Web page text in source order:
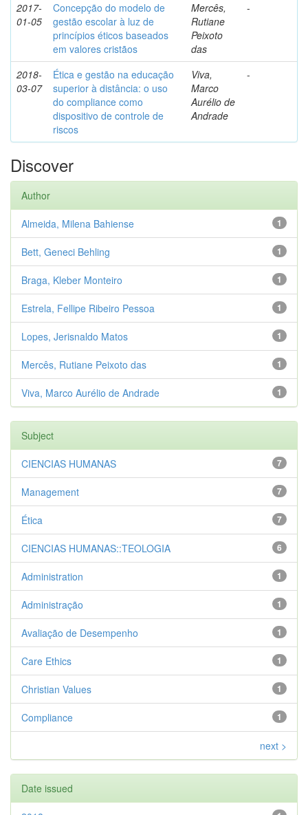
2017-
01-05
Concepção do modelo de
gestão escolar à luz de
princípios éticos baseados
em valores cristãos
Mercês,
Rutiane
Peixoto
das
-
2018-
03-07
Ética e gestão na educação
superior à distância: o uso
do compliance como
dispositivo de controle de
riscos
Viva,
Marco
Aurélio de
Andrade
-
Discover
Author
1
Almeida, Milena Bahiense
1
Bett, Geneci Behling
1
Braga, Kleber Monteiro
1
Estrela, Fellipe Ribeiro Pessoa
1
Lopes, Jerisnaldo Matos
1
Mercês, Rutiane Peixoto das
1
Viva, Marco Aurélio de Andrade
Subject
7
CIENCIAS HUMANAS
7
Management
7
Ética
6
CIENCIAS HUMANAS::TEOLOGIA
1
Administration
1
Administração
1
Avaliação de Desempenho
1
Care Ethics
1
Christian Values
1
Compliance
next >
Date issued